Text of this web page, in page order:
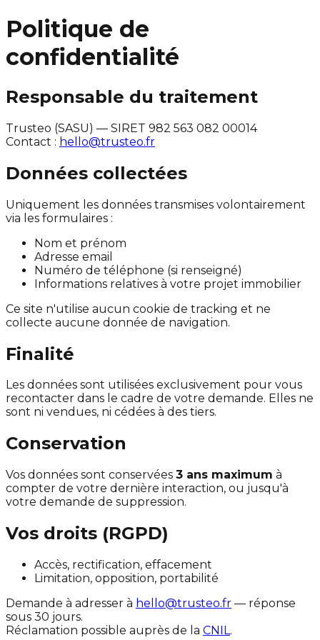
Politique de
confidentialité
Responsable du traitement
Trusteo (SASU) — SIRET 982 563 082 00014
Contact : hello@trusteo.fr
Données collectées
Uniquement les données transmises volontairement
via les formulaires :
Nom et prénom
Adresse email
Numéro de téléphone (si renseigné)
Informations relatives à votre projet immobilier
Ce site n'utilise aucun cookie de tracking et ne
collecte aucune donnée de navigation.
Finalité
Les données sont utilisées exclusivement pour vous
recontacter dans le cadre de votre demande. Elles ne
sont ni vendues, ni cédées à des tiers.
Conservation
Vos données sont conservées 3 ans maximum à
compter de votre dernière interaction, ou jusqu'à
votre demande de suppression.
Vos droits (RGPD)
Accès, rectification, effacement
Limitation, opposition, portabilité
Demande à adresser à hello@trusteo.fr — réponse
sous 30 jours.
Réclamation possible auprès de la CNIL.